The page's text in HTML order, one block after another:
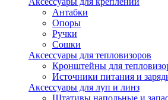
Антабки
Опоры
Ручки
Сошки
Аксессуары для тепловизоров
Кронштейны для
Источники питания и
Аксессуары для луп и линз
Штативы напольные и